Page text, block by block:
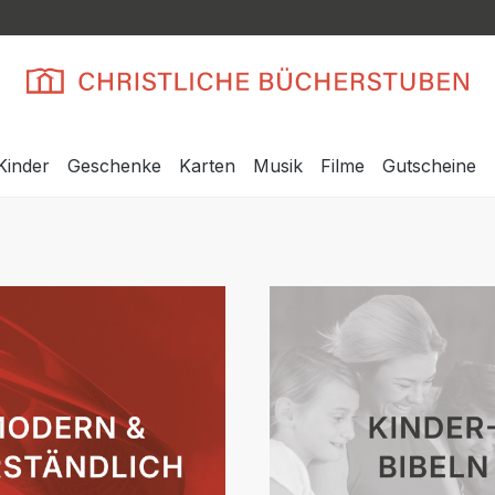
Geschenke Karten Musik Filme Gutscheine